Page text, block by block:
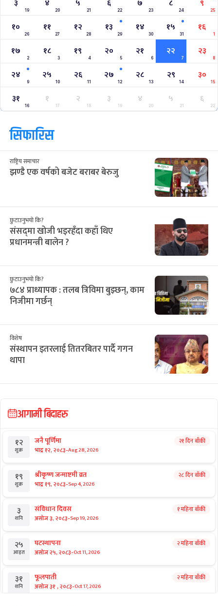
३
19
४
20
५
21
६
22
७
23
८
24
९
25
१०
26
११
27
१२
28
१३
29
१४
30
१५
31
१६
1
१७
2
१८
3
१९
4
२०
5
२१
6
२२
7
२३
8
२४
9
२५
10
२६
11
२७
12
२८
13
२९
14
३०
15
३१
16
१
17
२
18
३
19
४
20
५
21
६
22
सिफारिस
राष्ट्रिय समाचार
झण्डै एक वर्षको बजेट बराबर बेरुजु
छुटाउनुभयो कि?
संसद्‌मा खोजी भइरहँदा कहाँ थिए
प्रधानमन्त्री बालेन ?
छुटाउनुभयो कि?
७८४ प्राध्यापक : तलब त्रिविमा बुझ्छन्, काम
निजीमा गर्छन्
विशेष
संस्थापन इतरलाई तितरबितर पार्दै गगन
थापा
आगामी बिदाहरु
१२
शुक्र
जनै पूर्णिमा
भाद्र १२, २०८३-Aug 28, 2026
२१ दिन बाँकी
१९
शुक्र
श्रीकृष्ण जन्माष्टमी व्रत
भाद्र १९, २०८३-Sep 4, 2026
२८ दिन बाँकी
३
शनि
संविधान दिवस
असोज ३, २०८३-Sep 19, 2026
१ महिना बाँकी
२५
आइत
घटस्थापना
असोज २५, २०८३-Oct 11, 2026
२ महिना बाँकी
३१
शनि
फूलपाती
असोज ३१ , २०८३-Oct 17, 2026
२ महिना बाँकी